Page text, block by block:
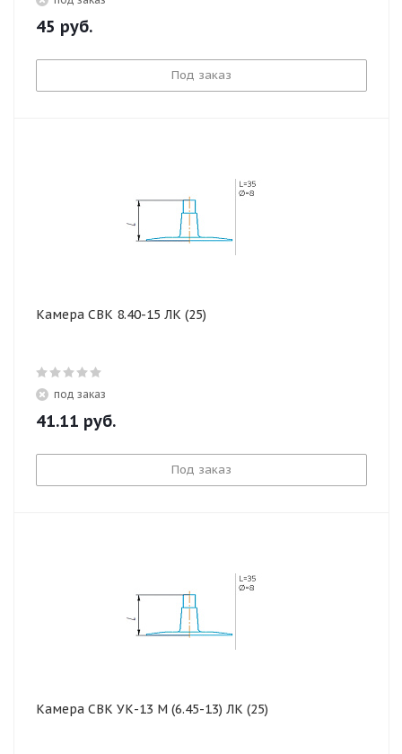
45 руб.
Под заказ
Камера СВК 8.40-15 ЛК (25)
под заказ
41.11 руб.
Под заказ
Камера СВК УК-13 М (6.45-13) ЛК (25)